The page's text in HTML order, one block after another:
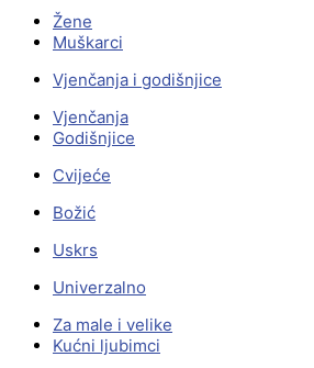
Žene
Muškarci
Vjenčanja i godišnjice
Vjenčanja
Godišnjice
Cvijeće
Božić
Uskrs
Univerzalno
Za male i velike
Kućni ljubimci